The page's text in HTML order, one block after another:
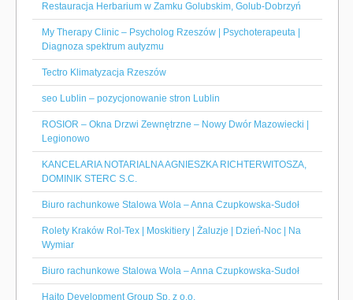
Restauracja Herbarium w Zamku Golubskim, Golub-Dobrzyń
My Therapy Clinic – Psycholog Rzeszów | Psychoterapeuta |
Diagnoza spektrum autyzmu
Tectro Klimatyzacja Rzeszów
seo Lublin – pozycjonowanie stron Lublin
ROSIOR – Okna Drzwi Zewnętrzne – Nowy Dwór Mazowiecki |
Legionowo
KANCELARIA NOTARIALNA AGNIESZKA RICHTERWITOSZA,
DOMINIK STERC S.C.
Biuro rachunkowe Stalowa Wola – Anna Czupkowska-Sudoł
Rolety Kraków Rol-Tex | Moskitiery | Żaluzje | Dzień-Noc | Na
Wymiar
Biuro rachunkowe Stalowa Wola – Anna Czupkowska-Sudoł
Hajto Development Group Sp. z o.o.